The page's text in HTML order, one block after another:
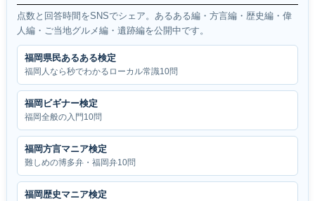
点数と回答時間をSNSでシェア。あるある編・方言編・歴史編・偉
人編・ご当地グルメ編・遺跡編を公開中です。
福岡県民あるある検定
福岡人なら秒でわかるローカル常識10問
福岡ビギナー検定
福岡全般の入門10問
福岡方言マニア検定
難しめの博多弁・福岡弁10問
福岡歴史マニア検定